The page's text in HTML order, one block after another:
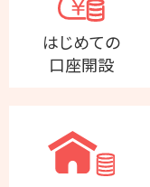
はじめての
口座開設